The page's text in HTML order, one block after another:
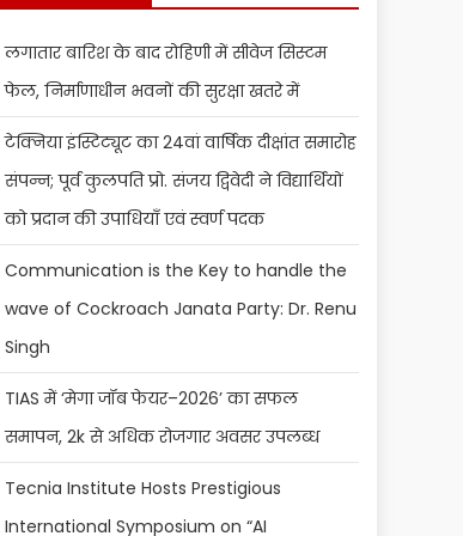
लगातार बारिश के बाद रोहिणी में सीवेज सिस्टम
फेल, निर्माणाधीन भवनों की सुरक्षा खतरे में
टेक्निया इंस्टिट्यूट का 24वां वार्षिक दीक्षांत समारोह
संपन्न; पूर्व कुलपति प्रो. संजय द्विवेदी ने विद्यार्थियों
को प्रदान की उपाधियाँ एवं स्वर्ण पदक
Communication is the Key to handle the
wave of Cockroach Janata Party: Dr. Renu
Singh
TIAS में ‘मेगा जॉब फेयर–2026’ का सफल
समापन, 2k से अधिक रोजगार अवसर उपलब्ध
Tecnia Institute Hosts Prestigious
International Symposium on “AI